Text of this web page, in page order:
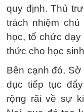
quy định. Thủ
trách nhiệm
học, tổ chức
thức cho học
Bên cạnh đó,
dục tiếp tục
rộng rãi về sự